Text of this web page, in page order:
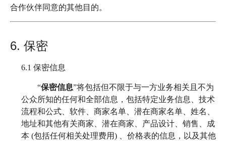
合作伙伴同意的其他目的。
6. 保密
6.1 保密信息
“保密信息”将包括但不限于与一方业务相关且不为
公众所知的任何和全部信息，包括特定业务信息、技术
流程和公式、软件、商家名单、潜在商家名单、姓名、
地址和其他有关商家、潜在商家、产品设计、销售、成
本 (包括任何相关处理费用) 、价格表的信息，以及其他